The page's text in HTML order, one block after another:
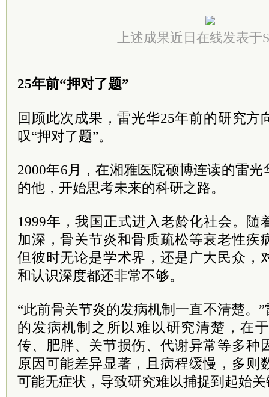
上述成果近日在线发表于
25年前“押对了题”
回顾此次成果，雷光华25年前的研究方
叹“押对了题”。
2000年6月，在湘雅医院硕博连读的雷
的他，开始思考未来的科研之路。
1999年，我国正式进入老龄化社会。随
加深，骨关节炎和骨质疏松等衰老性疾
但彼时无论是学术界，还是广大民众，
和认识深度都还非常不够。
“此前骨关节炎的发病机制一直不清楚。
的发病机制之所以难以研究清楚，在
传、肥胖、关节损伤、代谢异常等多种
原因可能差异显著，且病程缓慢，多则
可能无症状，导致研究难以捕捉到起始